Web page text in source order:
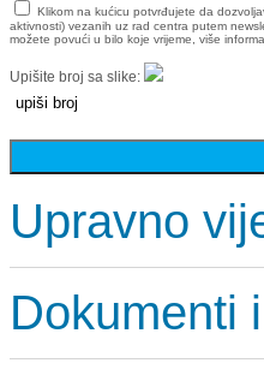
Klikom na kućicu potvrđujete da
aktivnosti) vezanih uz rad centra putem
možete povući u bilo koje vrijeme, više
Upišite broj sa slike:
Upravno
Dokumenti